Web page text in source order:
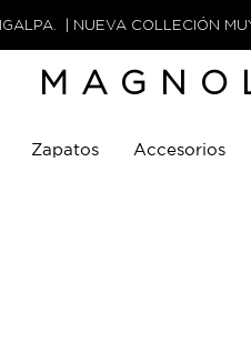
| NUEVA COLLECIÓN
Zapatos Accesorios